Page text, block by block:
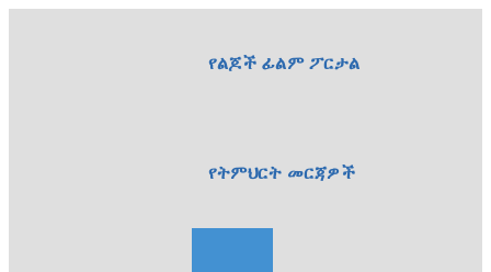
የልጆች ፊልም ፖርታል
የትምህርት መርጃዎች